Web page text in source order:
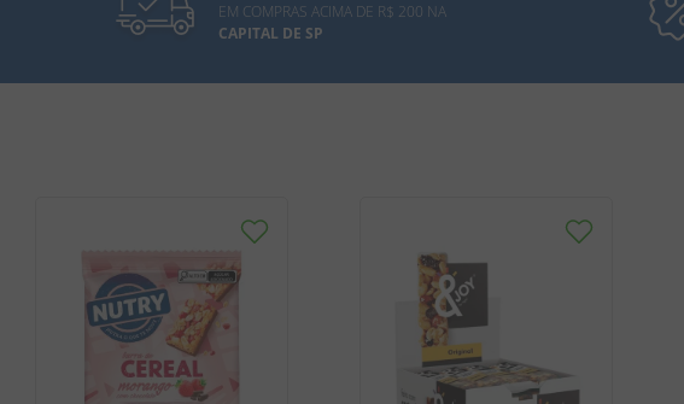
EM COMPRAS ACIMA DE R$ 200 NA
CAPITAL DE SP